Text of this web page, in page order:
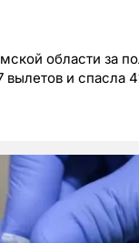
области за
и спасла